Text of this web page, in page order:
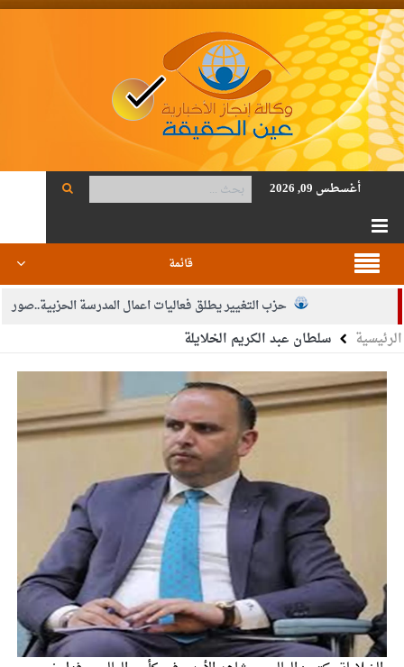
أغسطس 09, 2026
قائمة
حزب التغيير يطلق فعاليات اعمال المدرسة الحزبية..صور
الجيش يفتح باب التجنيد لحملة البكالوريوس في الحقوق والقانون
بيان اجتماع عمّان:دعم الوصاية الهاشمية التاريخية على المقدسات
الإسلامية والمسيحية
الأمن يتلف 16 مليون حبة كبتاجون و1480 كغم مواد مخدرة
النواب يقر مشروع تعديل قانون الملكية العقارية
القاضي يلتقي رؤساء تحرير الصحف اليومية ويؤكد حرص مجلس
النواب على شراكة فاعلة مع الإعلام
دعوة المكلفين بخدمة العلم (الدفعة الثالثة) إلى مراجعة منصة خدمة
العلم
الملك يلتقي مجموعة من رفاق السلاح
الرئيسية سلطان عبد الكريم الخلايلة